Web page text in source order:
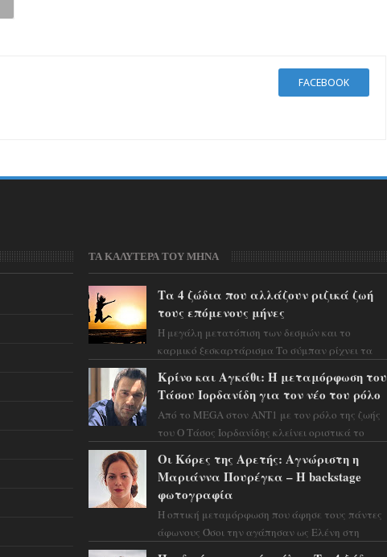
FACEBOOK
ΤΑ ΚΑΛΥΤΕΡΑ ΤΟΥ ΜΗΝΑ
Τα 4 ζώδια που αλλάζουν ριζικά ζωή
τους επόμενους μήνες
Η μεγάλη μετατόπιση των δεσμών και το
καρμικό ξεσκαρτάρισμα Το σύμπαν ρίχνει τα
προειδοποιεί: οι σελην...
Κρίνο και Αγκάθι: Η μεταμόρφωση του
Τάσου Ιορδανίδη για τον νέο του ρόλο
Από το MEGA στον ΑΝΤ1 με τον ρόλο της ζωής
του Ο Τάσος Ιορδανίδης κλείνει οριστικά το
Μόνο» ...
Οι Κόρες της Αρετής: Αγνώριστη η
Μαριάννα Πουρέγκα – H backstage
φωτογραφία
Η οπτική μεταμόρφωση που άφησε τους πάντες
άφωνους Όσοι την αγάπησαν ως Ελένη στη